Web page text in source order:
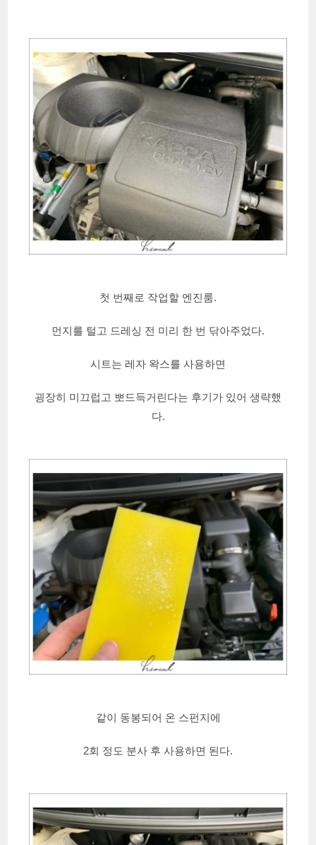
첫 번째로 작업할 엔진룸.
먼지를 털고 드레싱 전 미리 한 번 닦아주었다.
시트는 레자 왁스를 사용하면
굉장히 미끄럽고 뽀드득거린다는 후기가 있어 생략했
다.
같이 동봉되어 온 스펀지에
2회 정도 분사 후 사용하면 된다.